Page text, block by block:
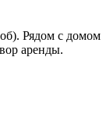
Рядом с домом
аренды.